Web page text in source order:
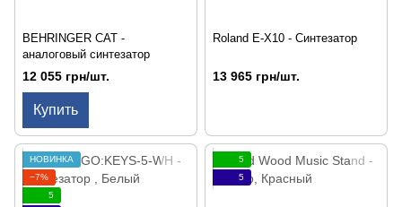
BEHRINGER CAT -
аналоговый синтезатор
12 055 грн/шт.
Купить
Roland E-X10 - Синтезатор
13 965 грн/шт.
НОВИНКА
−7%
5
5
5